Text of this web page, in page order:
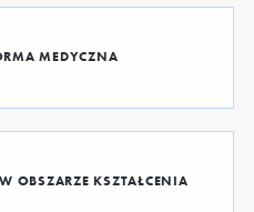
MEDYCZNA
OBSZARZE KSZTAŁCENIA